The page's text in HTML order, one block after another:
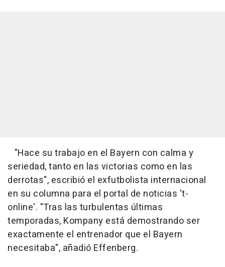
"Hace su trabajo en el Bayern con calma y
seriedad, tanto en las victorias como en las
derrotas", escribió el exfutbolista internacional
en su columna para el portal de noticias 't-
online'. "Tras las turbulentas últimas
temporadas, Kompany está demostrando ser
exactamente el entrenador que el Bayern
necesitaba", añadió Effenberg.